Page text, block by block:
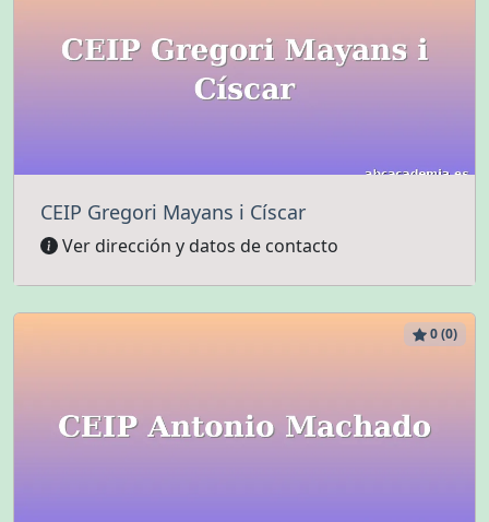
CEIP Gregori Mayans i Císcar
Ver dirección y datos de contacto
0 (0)